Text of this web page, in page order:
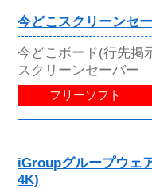
今どこスクリーンセ
今どこボード(行先掲
スクリーンセーバー
フリーソフト
iGroupグループウェ
4K)